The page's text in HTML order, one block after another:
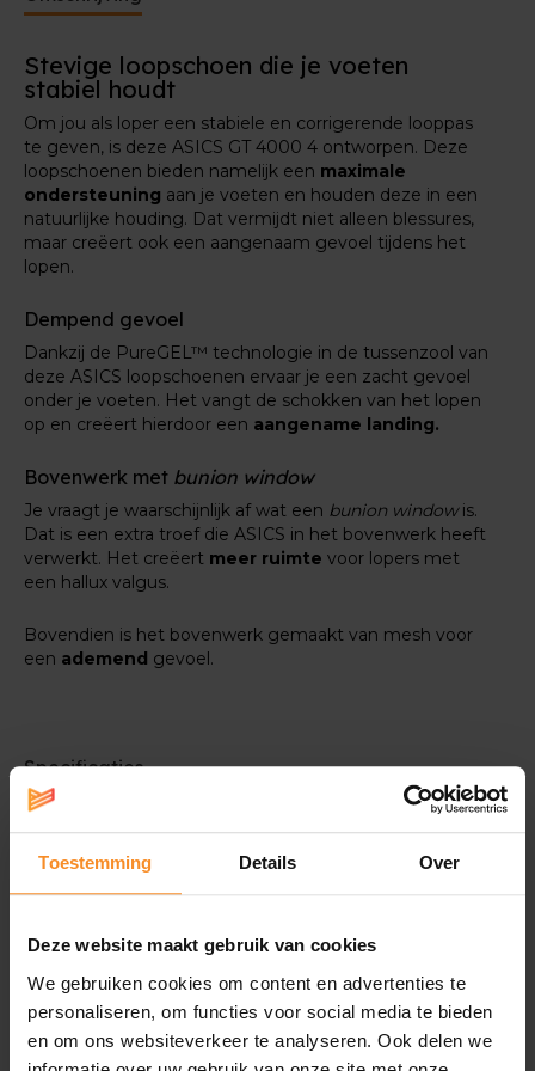
Toestemming Details Over
Deze website maakt gebruik van cookies
We gebruiken cookies om content en advertenties te
personaliseren, om functies voor social media te bieden
en om ons websiteverkeer te analyseren. Ook delen we
Stevige loopschoen die je voeten
stabiel houdt
Om jou als loper een stabiele en corrigerende looppas
te geven, is deze ASICS GT 4000 4 ontworpen. Deze
loopschoenen bieden namelijk een maximale
ondersteuning aan je voeten en houden deze in een
natuurlijke houding. Dat vermijdt niet alleen blessures,
maar creëert ook een aangenaam gevoel tijdens het
lopen.
Dempend gevoel
Dankzij de PureGEL™ technologie in de tussenzool van
deze ASICS loopschoenen ervaar je een zacht gevoel
onder je voeten. Het vangt de schokken van het lopen
op en creëert hierdoor een aangename landing.
Bovenwerk met bunion window
Je vraagt je waarschijnlijk af wat een bunion windowis.
Dat is een extra troef die ASICS in het bovenwerk heeft
verwerkt. Het creëert meer ruimte voor lopers met
een hallux valgus.
Bovendien is het bovenwerk gemaakt van mesh voor
een ademend gevoel.
Specificaties
RSP-modellen zijn de meest exclusieve
loopschoenen op de markt, die je alleen
lab.
Reactiviteit |